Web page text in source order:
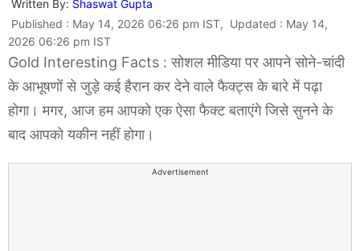
Written By: Shaswat Gupta
Published : May 14, 2026 06:26 pm IST, Updated : May 14,
2026 06:26 pm IST
Gold Interesting Facts : सोशल मीडिया पर आपने सोने-चांदी
के आभूषणों से जुड़े कई हैरान कर देने वाले फैक्ट्स के बारे में पढ़ा
होगा। मगर, आज हम आपको एक ऐसा फैक्ट बताएंगे जिसे सुनने के
बाद आपको यकीन नहीं होगा।
Advertisement